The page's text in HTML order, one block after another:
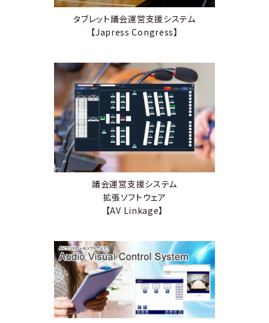
タブレット議会運営支援システム
【Japress Congress】
議会運営支援システム
拡張ソフトウェア
【AV Linkage】